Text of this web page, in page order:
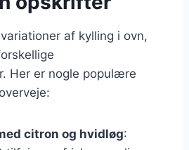
af kylling i ovn,
Her er nogle populære
citron og hvidløg: